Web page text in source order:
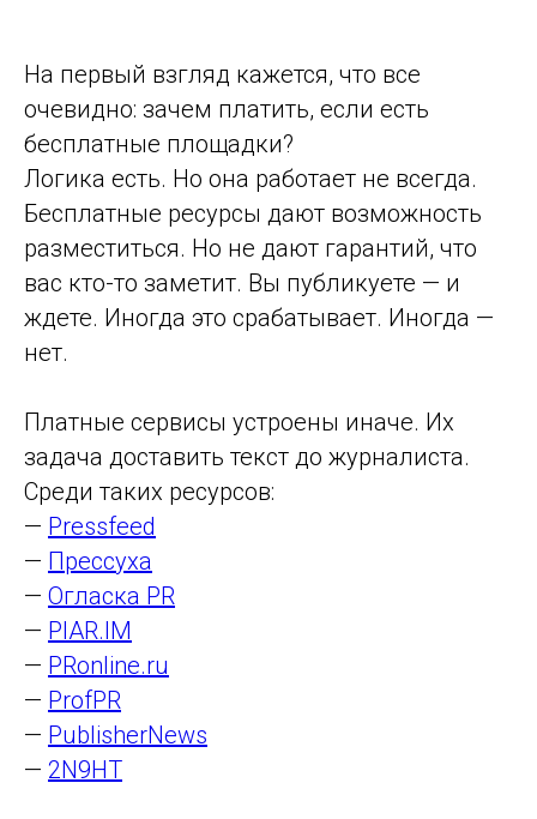
На первый взгляд кажется, что все
очевидно: зачем платить, если есть
бесплатные площадки?
Логика есть. Но она работает не всегда.
Бесплатные ресурсы дают возможность
разместиться. Но не дают гарантий, что
вас кто-то заметит. Вы публикуете — и
ждете. Иногда это срабатывает. Иногда —
нет.
Платные сервисы устроены иначе. Их
задача доставить текст до журналиста.
Среди таких ресурсов:
— Pressfeed
— Прессуха
— Огласка PR
— PIAR.IM
— PRonline.ru
— ProfPR
— PublisherNews
— 2N9HT